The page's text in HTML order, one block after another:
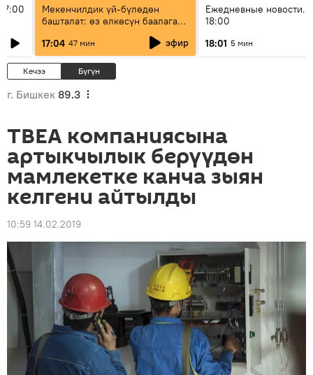
Мекенчилдик үй-бүлөдөн
башталат: өз өлкөсүн баалаган
муунду кантип тарбиялоо
керек?
17:04 47 мин эфир
Ежедневные новости.
18:00
18:01 5 мин
Кечээ Бүгүн
г. Бишкек 89.3
TBEA компаниясына
артыкчылык берүүдөн
мамлекетке канча зыян
келгени айтылды
10:59 14.02.2019